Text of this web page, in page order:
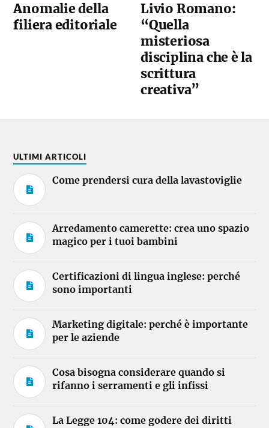
Anomalie della
filiera editoriale
Livio Romano:
“Quella
misteriosa
disciplina che è la
scrittura
creativa”
ULTIMI ARTICOLI
Come prendersi cura della lavastoviglie
Arredamento camerette: crea uno spazio
magico per i tuoi bambini
Certificazioni di lingua inglese: perché
sono importanti
Marketing digitale: perché è importante
per le aziende
Cosa bisogna considerare quando si
rifanno i serramenti e gli infissi
La Legge 104: come godere dei diritti